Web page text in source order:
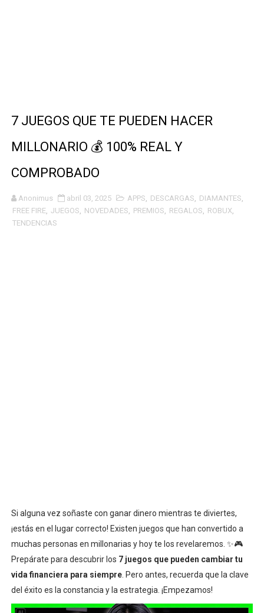
7 JUEGOS QUE TE PUEDEN HACER
MILLONARIO 💰 100% REAL Y
COMPROBADO
Anonimus abril 03, 2025 APPS DESCARGAS DIAMANTES
FREE FIRE, JUEGOS NOVEDADES PREMIOS REGALOS ROBUX
TENDENCIAS
Si alguna vez soñaste con ganar dinero mientras te diviertes,
¡estás en el lugar correcto! Existen juegos que han convertido a
muchas personas en millonarias y hoy te los revelaremos. ✨🎮
Prepárate para descubrir los 7 juegos que pueden cambiar tu
vida financiera para siempre. Pero antes, recuerda que la clave
del éxito es la constancia y la estrategia. ¡Empezamos!